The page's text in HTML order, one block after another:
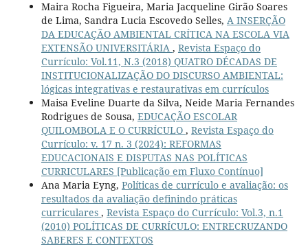
Maira Rocha Figueira, Maria Jacqueline Girão Soares
de Lima, Sandra Lucia Escovedo Selles, A INSERÇÃO
DA EDUCAÇÃO AMBIENTAL CRÍTICA NA ESCOLA VIA
EXTENSÃO UNIVERSITÁRIA , Revista Espaço do
Currículo: Vol.11, N.3 (2018) QUATRO DÉCADAS DE
INSTITUCIONALIZAÇÃO DO DISCURSO AMBIENTAL:
lógicas integrativas e restaurativas em currículos
Maisa Eveline Duarte da Silva, Neide Maria Fernandes
Rodrigues de Sousa, EDUCAÇÃO ESCOLAR
QUILOMBOLA E O CURRÍCULO , Revista Espaço do
Currículo: v. 17 n. 3 (2024): REFORMAS
EDUCACIONAIS E DISPUTAS NAS POLÍTICAS
CURRICULARES [Publicação em Fluxo Contínuo]
Ana Maria Eyng, Políticas de currículo e avaliação: os
resultados da avaliação definindo práticas
curriculares , Revista Espaço do Currículo: Vol.3, n.1
(2010) POLÍTICAS DE CURRÍCULO: ENTRECRUZANDO
SABERES E CONTEXTOS